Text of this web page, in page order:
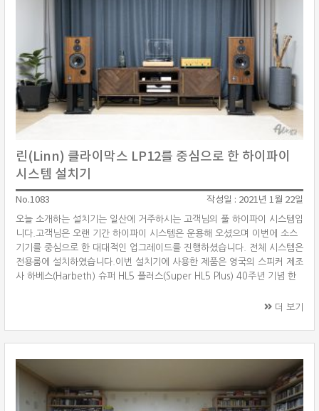
린(Linn) 클라이막스 LP12를 중심으로 한 하이파이
시스템 설치기
No.1083 작성일 : 2021년 1월 22일
오늘 소개하는 설치기는 일산에 거주하시는 고객님의 풀 하이파이 시스템입
니다.고객님은 오랜 기간 하이파이 시스템은 운용해 오셨으며 이번에 소스
기기를 중심으로 한 대대적인 업그레이드를 진행하셨습니다. 전체 시스템은
전용룸에 설치하였습니다.이번 설치기에 사용한 제품은 영국의 스피커 제조
사 하베스(Harbeth) 슈퍼 HL5 플러스(Super HL5 Plus) 40주년 기념 한
앰프를 매칭하였습니다. 소스기기는 영국 하이파이 제조사 린(Linn) 클라이
DS/3(Klimax DS/3) 4세대 카탈리스트 DAC 아키텍처 버전을 사용하였습
더 보기